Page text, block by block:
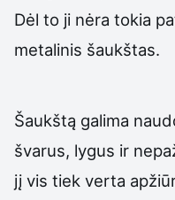
Dėl to ji nėra tokia
metalinis šaukštas.
Šaukštą galima
švarus, lygus ir
jį vis tiek verta